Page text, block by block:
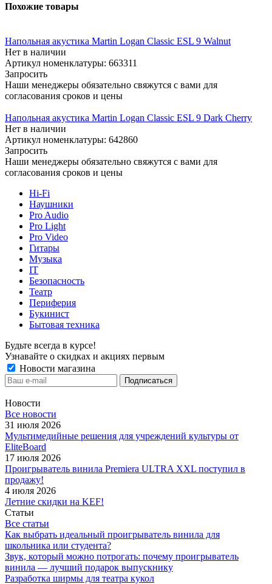
Похожие товары
Напольная акустика Martin Logan Classic ESL 9 Walnut
Нет в наличии
Артикул номенклатуры: 663311
Запросить
Наши менеджеры обязательно свяжутся с вами для
согласования сроков и цены
Напольная акустика Martin Logan Classic ESL 9 Dark Cherry
Нет в наличии
Артикул номенклатуры: 642860
Запросить
Наши менеджеры обязательно свяжутся с вами для
согласования сроков и цены
Hi-Fi
Наушники
Pro Audio
Pro Light
Pro Video
Гитары
Музыка
IT
Безопасность
Театр
Периферия
Букинист
Бытовая техника
Будьте всегда в курсе!
Узнавайте о скидках и акциях первым
Новости магазина
Новости
Все новости
31 июля 2026
Мультимедийные решения для учреждений культуры от
EliteBoard
17 июля 2026
Проигрыватель винила Premiera ULTRA XXL поступил в
продажу!
4 июля 2026
Летние скидки на KEF!
Статьи
Все статьи
Как выбрать идеальный проигрыватель винила для
школьника или студента?
Звук, который можно потрогать: почему проигрыватель
винила — лучший подарок выпускнику
Разработка ширмы для театра кукол